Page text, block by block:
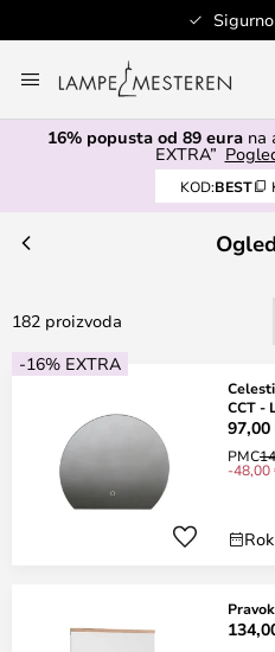
to
Content
16% popusta od 89 eurana
EXTRA”
KOD:BEST
182 proizvoda
-16% EXTRA
CCT -
97,00
PMC
-48,00